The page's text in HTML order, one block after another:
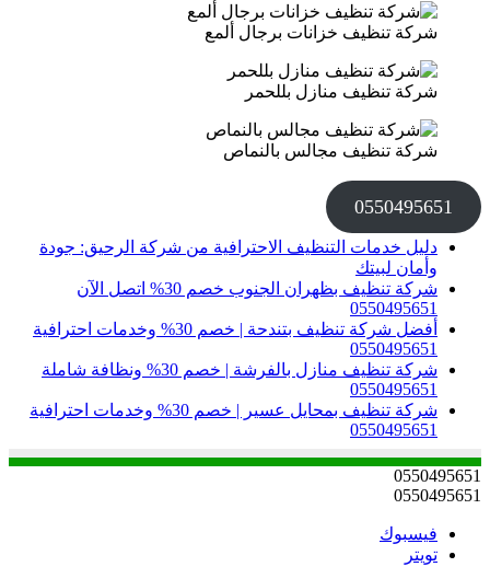
شركة تنظيف خزانات برجال ألمع
شركة تنظيف منازل بللحمر
شركة تنظيف مجالس بالنماص
0550495651
دليل خدمات التنظيف الاحترافية من شركة الرحيق: جودة
وأمان لبيتك
شركة تنظيف بظهران الجنوب خصم 30% اتصل الآن
0550495651
أفضل شركة تنظيف بتندحة | خصم 30% وخدمات احترافية
0550495651
شركة تنظيف منازل بالفرشة | خصم 30% ونظافة شاملة
0550495651
شركة تنظيف بمحايل عسير | خصم 30% وخدمات احترافية
0550495651
0550495651
0550495651
فيسبوك
تويتر